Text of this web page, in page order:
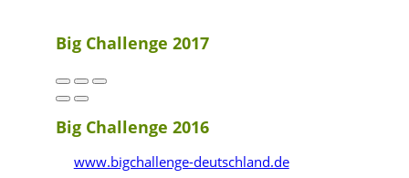
Big Challenge 2017
Big Challenge 2016
www.bigchallenge-deutschland.de